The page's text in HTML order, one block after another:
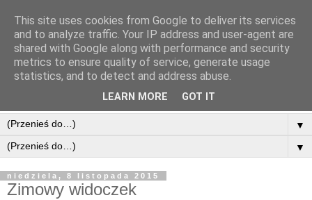
▼
▼
niedziela, 8 listopada 2015
Zimowy widoczek
This site uses cookies from Google to deliver its services
and to analyze traffic. Your IP address and user-agent are
shared with Google along with performance and security
metrics to ensure quality of service, generate usage
statistics, and to detect and address abuse.
LEARN MORE GOT IT